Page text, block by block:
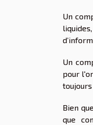
Un
Un
pour
Bien
que